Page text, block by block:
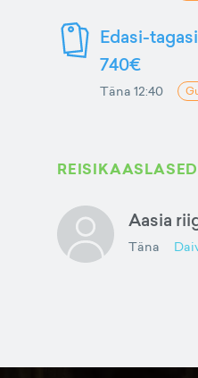
Edasi-
740€
Täna 12:40
REISIKAASLASED
Aasia
Täna